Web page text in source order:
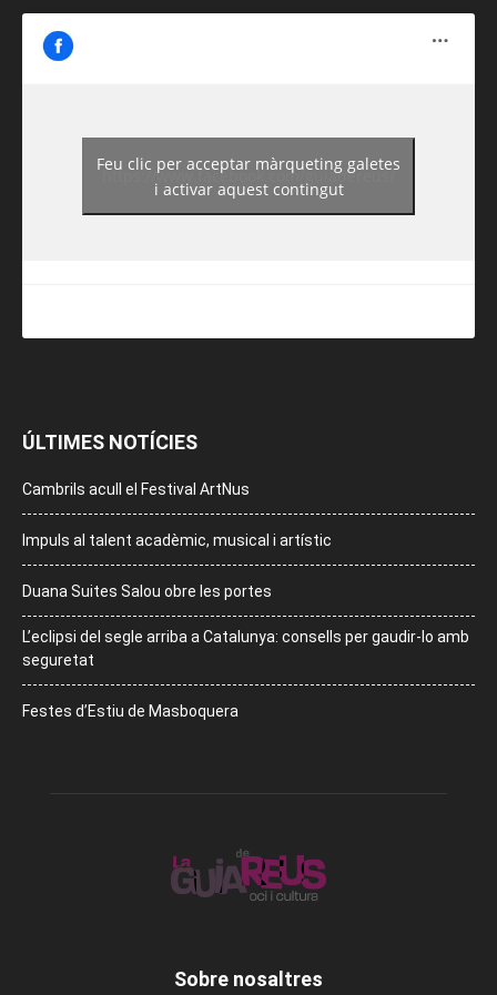
https://www.facebook.com/guiadereus/
Feu clic per acceptar màrqueting galetes
i activar aquest contingut
ÚLTIMES NOTÍCIES
Cambrils acull el Festival ArtNus
Impuls al talent acadèmic, musical i artístic
Duana Suites Salou obre les portes
L’eclipsi del segle arriba a Catalunya: consells per gaudir-lo amb
seguretat
Festes d’Estiu de Masboquera
Sobre nosaltres